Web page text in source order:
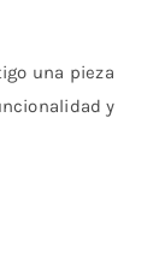
una pieza
y